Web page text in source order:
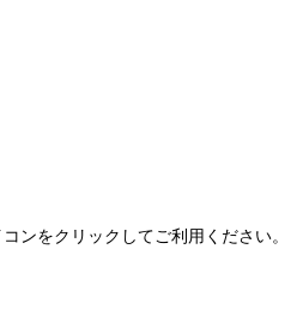
ンをクリックしてご利用ください。